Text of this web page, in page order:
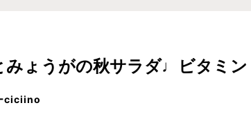
みょうがの秋サラダ♩ビタミン
ciciino